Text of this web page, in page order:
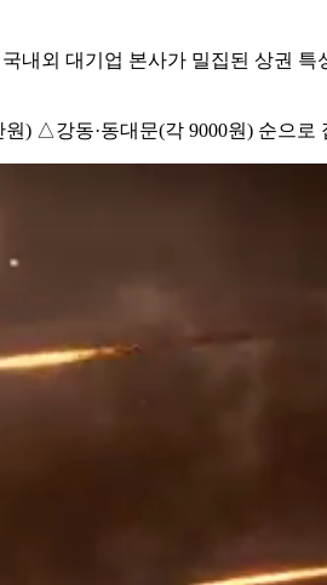
내외 대기업 본사가 밀집된 상권 특
) △강동·동대문(각 9000원) 순으로